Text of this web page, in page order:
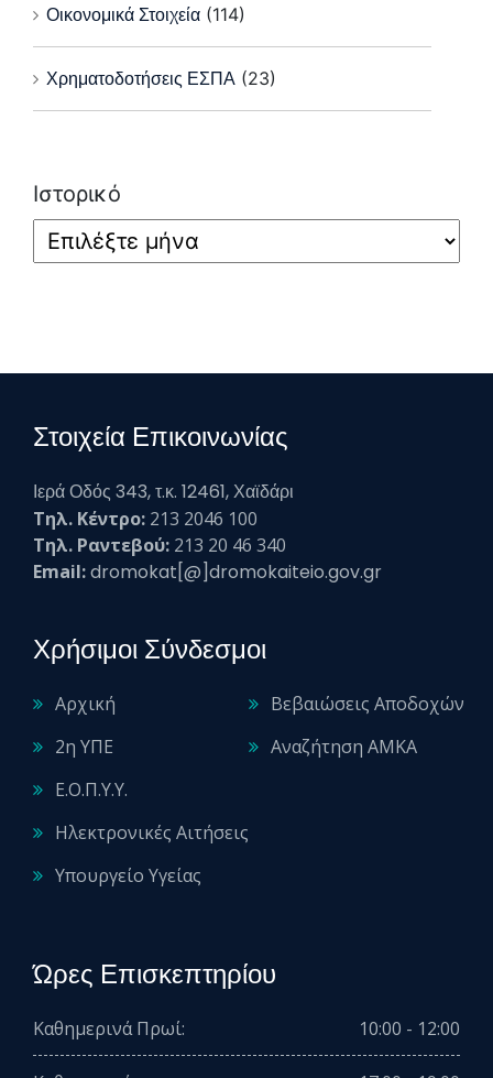
Οικονομικά Στοιχεία (114)
Χρηματοδοτήσεις ΕΣΠΑ (23)
Ιστορικό
Στοιχεία Επικοινωνίας
Ιερά Οδός 343, τ.κ. 12461, Χαϊδάρι
Τηλ. Κέντρο: 213 2046 100
Τηλ. Ραντεβού: 213 20 46 340
Email:dromokat[@]dromokaiteio.gov.gr
Χρήσιμοι Σύνδεσμοι
Αρχική
2η ΥΠΕ
Ε.Ο.Π.Υ.Υ.
Ηλεκτρονικές Αιτήσεις
Υπουργείο Υγείας
Βεβαιώσεις Αποδοχών
Αναζήτηση ΑΜΚΑ
Ώρες Επισκεπτηρίου
Καθημερινά Πρωί: 10:00 - 12:00